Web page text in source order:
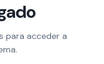
para acceder a